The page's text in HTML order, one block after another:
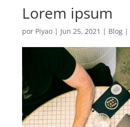
Lorem ipsum
por Piyao| Jun 25, 2021 | Blog|